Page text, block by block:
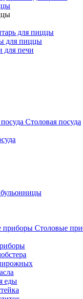
для пиццы
для пиццы
для печи
Столовая посуда
Cтоловые
еды